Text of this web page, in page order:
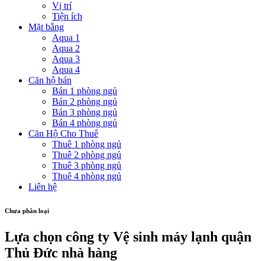
Vị trí
Tiện ích
Mặt bằng
Aqua 1
Aqua 2
Aqua 3
Aqua 4
Căn hộ bán
Bán 1 phòng ngủ
Bán 2 phòng ngủ
Bán 3 phòng ngủ
Bán 4 phòng ngủ
Căn Hộ Cho Thuê
Thuê 1 phòng ngủ
Thuê 2 phòng ngủ
Thuê 3 phòng ngủ
Thuê 4 phòng ngủ
Liên hệ
Chưa phân loại
Lựa chọn công ty Vệ sinh máy lạnh quận
Thủ Đức nhà hàng